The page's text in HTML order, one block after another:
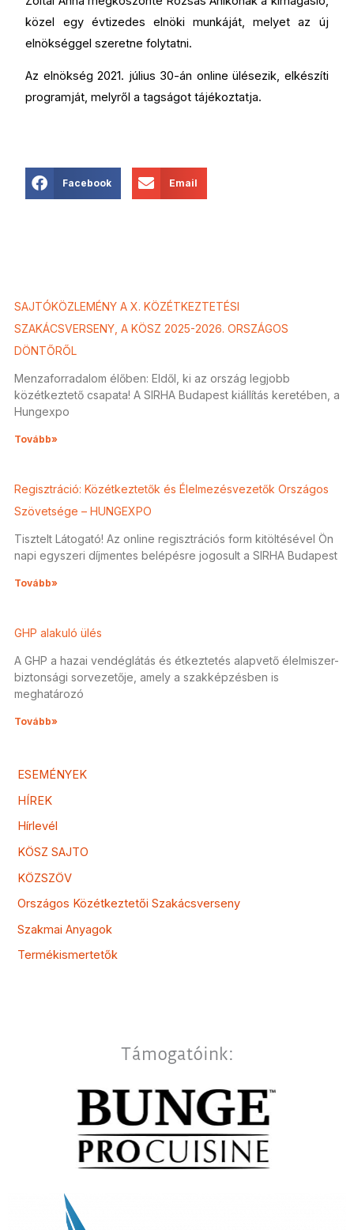
közel egy évtizedes elnöki munkáját, melyet az új
elnökséggel szeretne folytatni.
Az elnökség 2021. július 30-án online ülésezik, elkészíti
programját, melyről a tagságot tájékoztatja.
Facebook Email
SAJTÓKÖZLEMÉNY A X. KÖZÉTKEZTETÉSI
SZAKÁCSVERSENY, A KÖSZ 2025-2026. ORSZÁGOS
DÖNTŐRŐL
Menzaforradalom élőben: Eldől, ki az ország legjobb
közétkeztető csapata! A SIRHA Budapest kiállítás keretében, a
Hungexpo
Tovább»
Regisztráció: Közétkeztetők és Élelmezésvezetők Országos
Szövetsége – HUNGEXPO
Tisztelt Látogató! Az online regisztrációs form kitöltésével Ön
napi egyszeri díjmentes belépésre jogosult a SIRHA Budapest
Tovább»
GHP alakuló ülés
A GHP a hazai vendéglátás és étkeztetés alapvető élelmiszer-
biztonsági sorvezetője, amely a szakképzésben is
meghatározó
Tovább»
ESEMÉNYEK
HÍREK
Hírlevél
KÖSZ SAJTO
KÖZSZÖV
Országos Közétkeztetői Szakácsverseny
Szakmai Anyagok
Termékismertetők
Támogatóink: